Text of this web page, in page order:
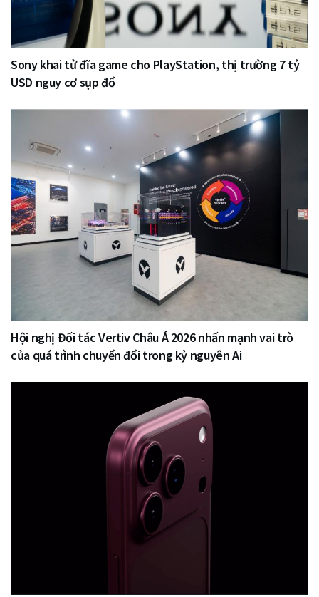
Sony khai tử đĩa game cho PlayStation, thị trường 7 tỷ
USD nguy cơ sụp đổ
Hội nghị Đối tác Vertiv Châu Á 2026 nhấn mạnh vai trò
của quá trình chuyển đổi trong kỷ nguyên Ai